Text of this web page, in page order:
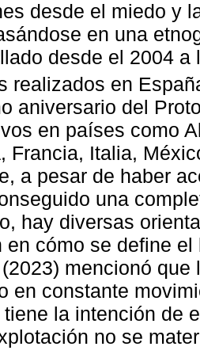
desde el miedo y
en una
desde el 2004
realizados en
aniversario del
en países como
Francia, Italia,
a pesar de haber
una
hay diversas
en cómo se define
mencionó
en constante
tiene la intención de
no se